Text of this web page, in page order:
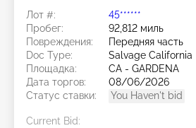
Лот #:
45******
Пробег:
92,812 миль
Повреждения:
Передняя часть
Doc Type:
Salvage California
Площадка:
CA - GARDENA
Дата торгов:
08/06/2026
Статус ставки:
You Haven't bid
Current Bid: